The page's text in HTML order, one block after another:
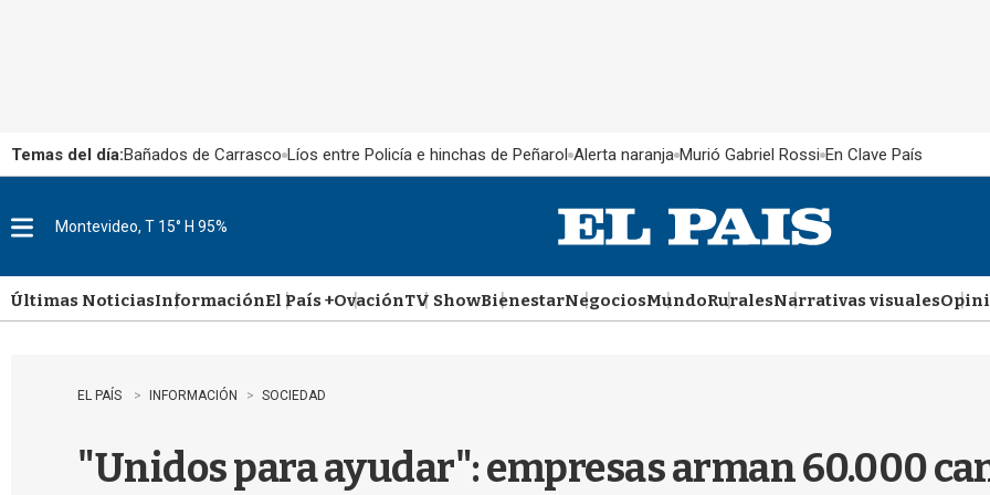
Temas del día:Bañados de Carrasco Líos entre Policía e hinchas de Peñarol Alerta naranja Murió Gabriel Rossi En Clave País
u
Montevideo, T 15° H 95%
Últimas NoticiasInformaciónEl País +OvaciónTV ShowBienestarNegociosMundoRuralesNarrativas visuales
EL PAÍS INFORMACIÓN SOCIEDAD
"Unidos para ayudar": empresas arman 60.000